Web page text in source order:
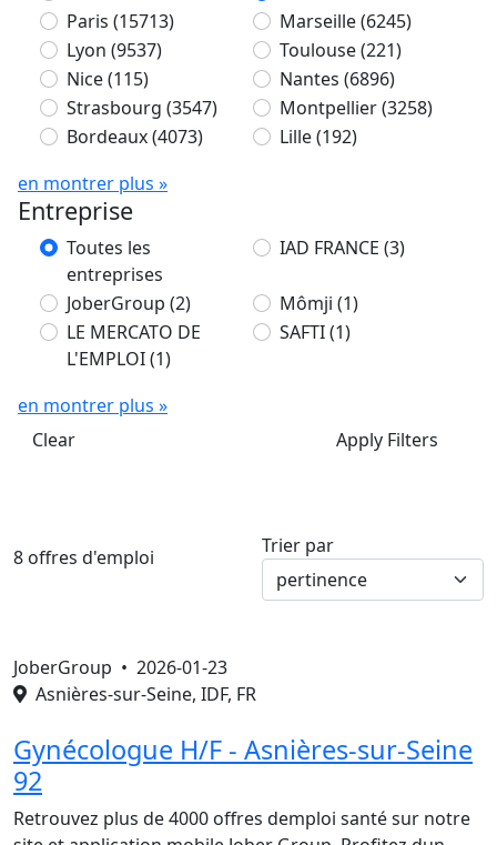
Paris (15713) Marseille(6245)
Lyon (9537) Toulouse(221)
Nice(115) Nantes (6896)
Strasbourg (3547) Montpellier(3258)
Bordeaux(4073) Lille(192)
en montrer plus »
Entreprise
Toutes les
entreprises
IAD FRANCE (3)
JoberGroup (2) Mômji (1)
LE MERCATO DE
L'EMPLOI(1)
SAFTI(1)
en montrer plus »
Clear
Apply Filters
8 offres d'emploi Trier par
JoberGroup • 2026-01-23
Asnières-sur-Seine, IDF, FR
Gynécologue H/F - Asnières-sur-Seine
92
Retrouvez plus de 4000 offres demploi santé sur notre